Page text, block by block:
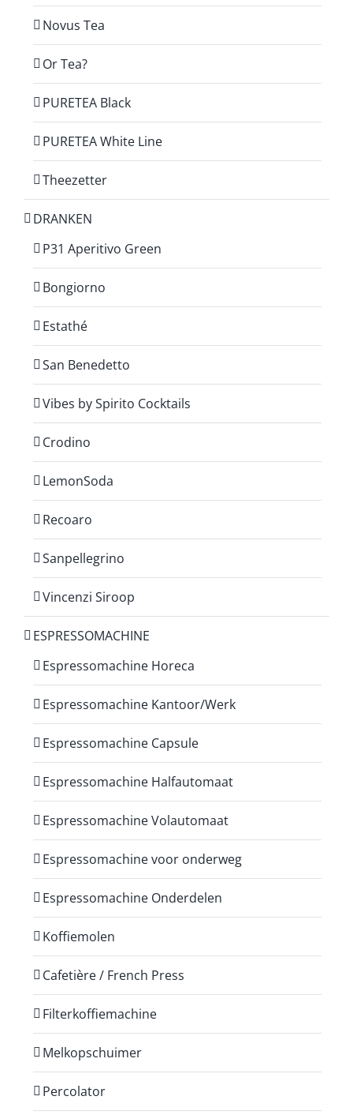
Novus Tea
Or Tea?
PURETEA Black
PURETEA White Line
Theezetter
DRANKEN
P31 Aperitivo Green
Bongiorno
Estathé
San Benedetto
Vibes by Spirito Cocktails
Crodino
LemonSoda
Recoaro
Sanpellegrino
Vincenzi Siroop
ESPRESSOMACHINE
Espressomachine Horeca
Espressomachine Kantoor/Werk
Espressomachine Capsule
Espressomachine Halfautomaat
Espressomachine Volautomaat
Espressomachine voor onderweg
Espressomachine Onderdelen
Koffiemolen
Cafetière / French Press
Filterkoffiemachine
Melkopschuimer
Percolator